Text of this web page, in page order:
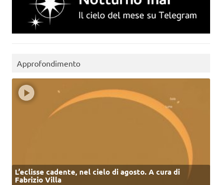
Approfondimento
L’eclisse cadente, nel cielo di agosto. A cura di
Fabrizio Villa